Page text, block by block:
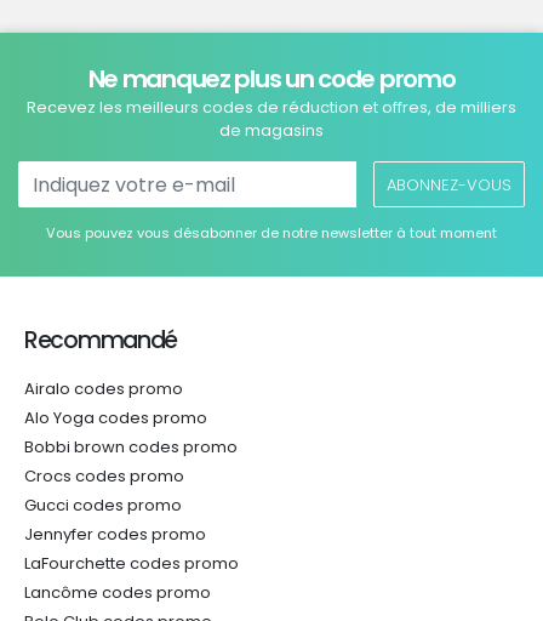
Ne manquez plus un code promo
Recevez les meilleurs codes de réduction et offres, de milliers
de magasins
ABONNEZ-VOUS
Vous pouvez vous désabonner de notre newsletter à tout moment
Recommandé
Airalo codes promo
Alo Yoga codes promo
Bobbi brown codes promo
Crocs codes promo
Gucci codes promo
Jennyfer codes promo
LaFourchette codes promo
Lancôme codes promo